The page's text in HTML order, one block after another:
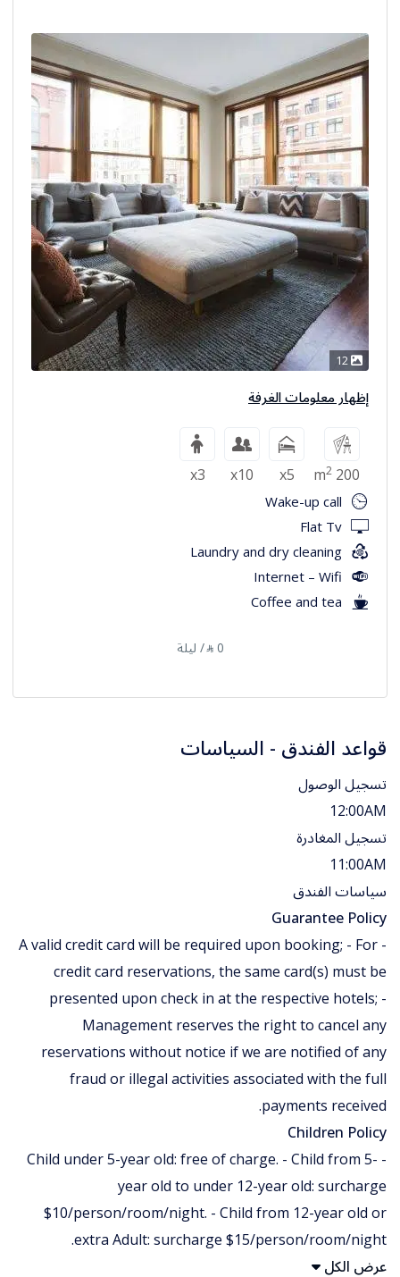
إظهار معلومات الغرفة
200 m
2
x5
x10
x3
Wake-up call
Flat Tv
Laundry and dry cleaning
Internet – Wifi
Coffee and tea
0
⃁/ ليلة
قواعد الفندق - السياسات
تسجيل الوصول
12:00AM
تسجيل المغادرة
11:00AM
سياسات الفندق
Guarantee Policy
- A valid credit card will be required upon booking; - For
credit card reservations, the same card(s) must be
presented upon check in at the respective hotels; -
Management reserves the right to cancel any
reservations without notice if we are notified of any
fraud or illegal activities associated with the full
payments received.
Children Policy
- Child under 5-year old: free of charge. - Child from 5-
year old to under 12-year old: surcharge
$10/person/room/night. - Child from 12-year old or
extra Adult: surcharge $15/person/room/night.
عرض الكل